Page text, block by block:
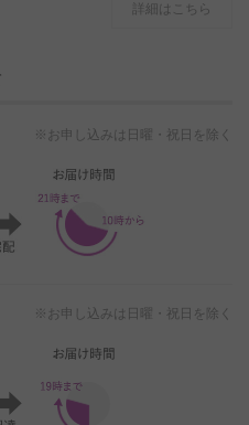
詳細はこちら
※お申し込みは日曜・祝日を除く
※お申し込みは日曜・祝日を除く